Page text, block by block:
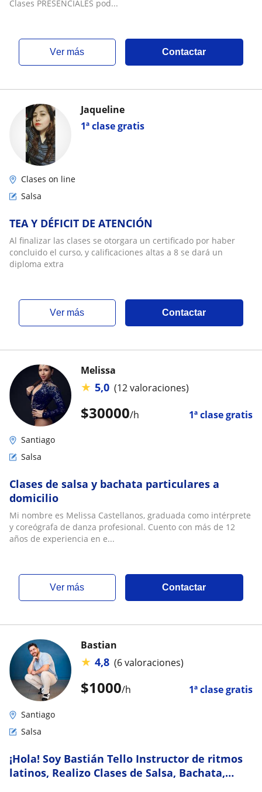
Clases PRESENCIALES pod...
ver más Contactar
1ª clase gratis
Jaqueline
Clases on line
Salsa
TEA Y DÉFICIT DE ATENCIÓN
Al finalizar las clases se otorgara un certificado por haber
concluido el curso, y calificaciones altas a 8 se dará un
diploma extra
ver más Contactar
$30000/h 1ª clase gratis
Melissa
★ 5,0 (12 valoraciones)
Santiago
Salsa
Clases de salsa y bachata particulares a
domicilio
Mi nombre es Melissa Castellanos, graduada como intérprete
y coreógrafa de danza profesional. Cuento con más de 12
años de experiencia en e...
ver más Contactar
$1000/h 1ª clase gratis
Bastian
★ 4,8 (6 valoraciones)
Santiago
Salsa
​¡Hola! Soy Bastián Tello Instructor de ritmos
latinos, Realizo Clases de Salsa, Bachata,